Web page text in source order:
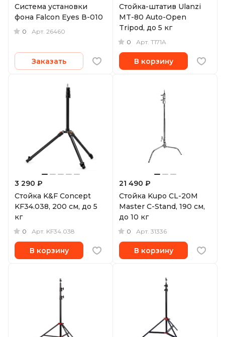
Система установки
фона Falcon Eyes В-010
0 Арт. 26460
Заказать
Стойка-штатив Ulanzi
MT-80 Auto-Open
Tripod, до 5 кг
0 Арт. T171A
В корзину
3 290 ₽
Стойка K&F Concept
KF34.038, 200 см, до 5
кг
0 Арт. KF34.038
В корзину
21 490 ₽
Стойка Kupo CL-20M
Master C-Stand, 190 см,
до 10 кг
0 Арт. 31336
В корзину